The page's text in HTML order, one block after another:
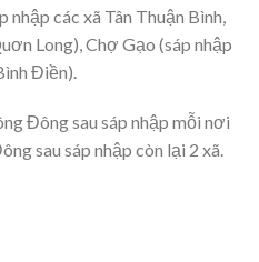
nhập các xã Tân Thuận Bình,
Long), Chợ Gạo (sáp nhập
Điền).
Đông sau sáp nhập mỗi nơi
sau sáp nhập còn lại 2 xã.